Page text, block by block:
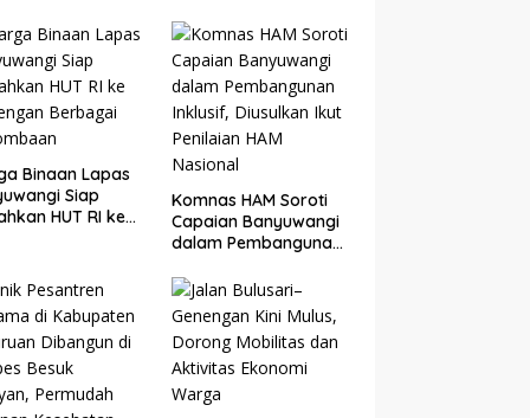
Bhakti di Banyuwangi
Resmi Ditutup
Binaan Lapas
Siap
HUT RI ke
Komnas HAM Soroti
Capaian Banyuwangi
dalam Pembangunan
Penilaian HAM
Nasional